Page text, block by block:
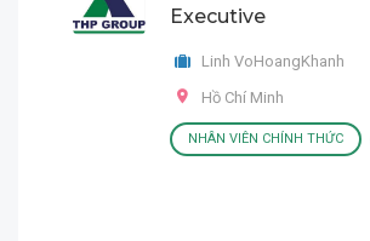
Executive
Linh VoHoangKhanh
Hồ Chí Minh
NHÂN VIÊN CHÍNH THỨC